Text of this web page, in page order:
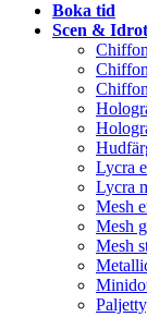
Boka tid
Scen &
Lycra
Lycra
Mesh
Mesh
Mesh